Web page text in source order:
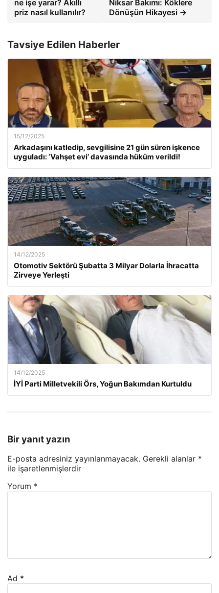
ne işe yarar? Akıllı
priz nasıl kullanılır?
Niksar Bakımı: Köklere
Dönüşün Hikayesi →
Tavsiye Edilen Haberler
15/12/2025
Arkadaşını katledip, sevgilisine 21 gün süren işkence
uyguladı: ‘Vahşet evi’ davasında hüküm verildi!
14/12/2025
Otomotiv Sektörü Şubatta 3 Milyar Dolarla İhracatta
Zirveye Yerleşti
14/12/2025
İYİ Parti Milletvekili Örs, Yoğun Bakımdan Kurtuldu
Bir yanıt yazın
E-posta adresiniz yayınlanmayacak. Gerekli alanlar *
ile işaretlenmişlerdir
Yorum *
Ad *